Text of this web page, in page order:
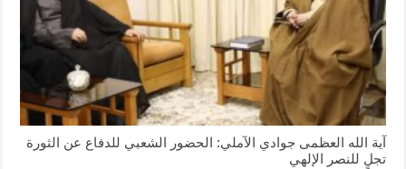
آية الله العظمى جوادي الآملي: الحضور الشعبي للدفاع عن الثورة
تجلٍ للنصر الإلهي